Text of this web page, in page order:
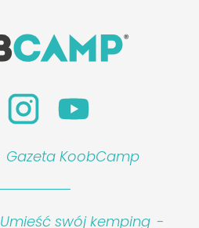
Gazeta KoobCamp
Umieść swój kemping -